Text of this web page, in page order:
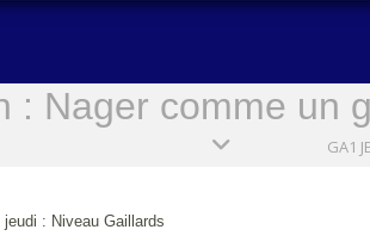
: Nager comme un
jeudi : Niveau Gaillards